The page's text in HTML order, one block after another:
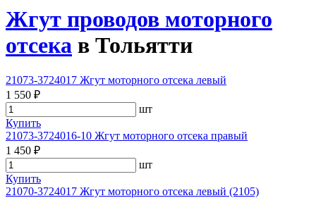
Жгут проводов моторного
отсека в Тольятти
21073-3724017 Жгут моторного отсека левый
1 550 ₽
шт
Купить
21073-3724016-10 Жгут моторного отсека правый
1 450 ₽
шт
Купить
21070-3724017 Жгут моторного отсека левый (2105)